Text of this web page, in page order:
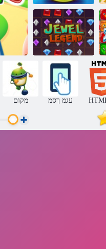
פירות יער
עסיסיים
הרפתקאות
טישכת הדגא
מקום עגמ ךסמ